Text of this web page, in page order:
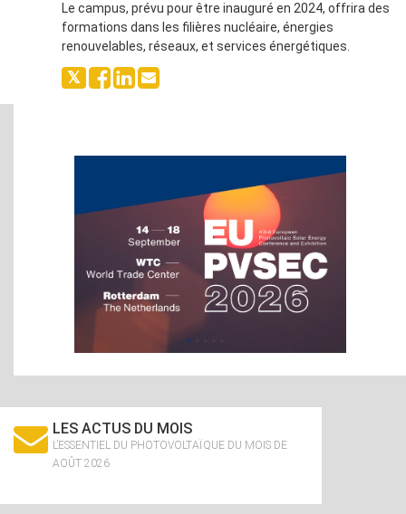
Le campus, prévu pour être inauguré en 2024, offrira des
formations dans les filières nucléaire, énergies
renouvelables, réseaux, et services énergétiques.
LES ACTUS DU MOIS
L’ESSENTIEL DU PHOTOVOLTAÏQUE DU MOIS DE
AOÛT 2026